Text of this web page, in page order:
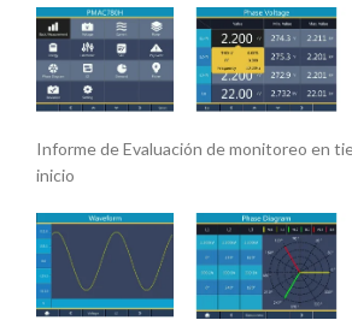
Informe de Evaluación de monitoreo en
inicio